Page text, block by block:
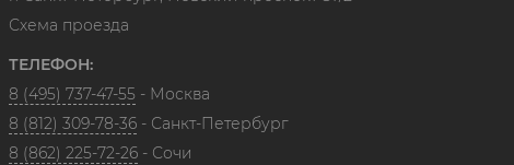
Схема проезда
ТЕЛЕФОН:
8 (495) 737-47-55 - Москва
8 (812) 309-78-36 - Санкт-Петербург
8 (862) 225-72-26 - Сочи